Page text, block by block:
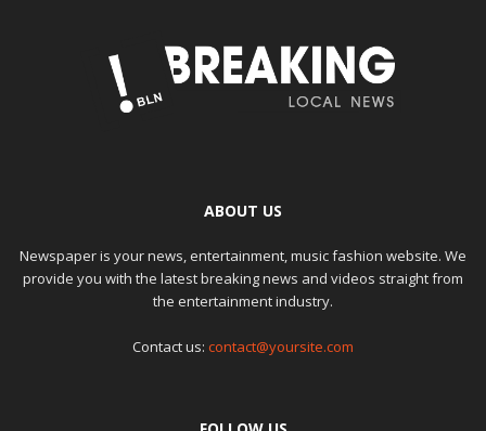
ABOUT US
Newspaper is your news, entertainment, music fashion website. We
provide you with the latest breaking news and videos straight from
the entertainment industry.
Contact us: contact@yoursite.com